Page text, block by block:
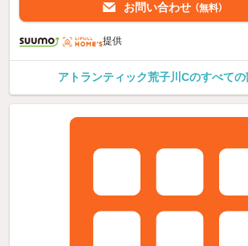
お問い合わせ （無料）
提供
アトランティック荒子川Cのすべて